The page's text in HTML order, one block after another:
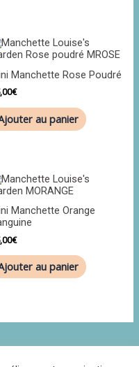
Manchette Rose Poudré
€
au panier
Manchette Orange
€
au panier